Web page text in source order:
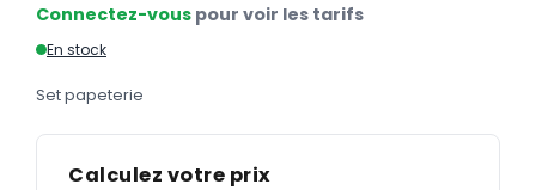
Chemises
Connectez-vous pour voir les tarifs
En stock
Set papeterie
Calculez votre prix